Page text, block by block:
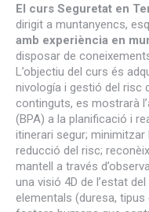
El curs Seguretat en
dirigit a muntanyencs,
amb experiència en
disposar de
L’objectiu del curs és
nivología i gestió del risc
continguts, es mostrarà
(BPA) a la planificació i
itinerari segur;
reducció del risc;
mantell a través
una visió 4D de l’estat
elementals (duresa,